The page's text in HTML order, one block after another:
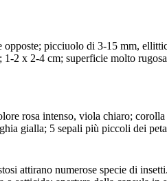
opposte; picciuolo di 3-15 mm,
1-2 x 2-4 cm; superficie molto
rosa intenso, viola chiaro;
gialla; 5 sepali più piccoli dei
attirano numerose specie di insetti.